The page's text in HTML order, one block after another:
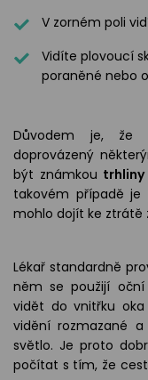
V zorném poli
Vidíte plovoucí
poraněné nebo
Důvodem je, že
doprovázený
být známkou
takovém případě je
mohlo dojít ke ztrátě
Lékař standardně
něm se použijí oční
vidět do vnitřku
vidění rozmazané
světlo. Je proto
počítat s tím, že